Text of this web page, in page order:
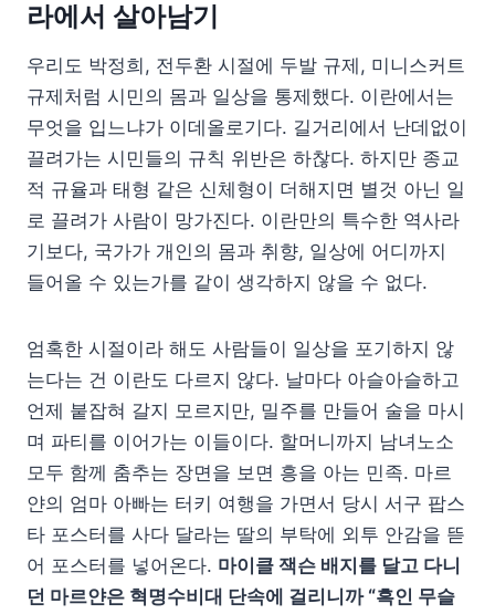
라에서 살아남기
우리도 박정희, 전두환 시절에 두발 규제, 미니스커트
규제처럼 시민의 몸과 일상을 통제했다. 이란에서는
무엇을 입느냐가 이데올로기다. 길거리에서 난데없이
끌려가는 시민들의 규칙 위반은 하찮다. 하지만 종교
적 규율과 태형 같은 신체형이 더해지면 별것 아닌 일
로 끌려가 사람이 망가진다. 이란만의 특수한 역사라
기보다, 국가가 개인의 몸과 취향, 일상에 어디까지
들어올 수 있는가를 같이 생각하지 않을 수 없다.
엄혹한 시절이라 해도 사람들이 일상을 포기하지 않
는다는 건 이란도 다르지 않다. 날마다 아슬아슬하고
언제 붙잡혀 갈지 모르지만, 밀주를 만들어 술을 마시
며 파티를 이어가는 이들이다. 할머니까지 남녀노소
모두 함께 춤추는 장면을 보면 흥을 아는 민족. 마르
얀의 엄마 아빠는 터키 여행을 가면서 당시 서구 팝스
타 포스터를 사다 달라는 딸의 부탁에 외투 안감을 뜯
어 포스터를 넣어온다. 마이클 잭슨 배지를 달고 다니
던 마르얀은 혁명수비대 단속에 걸리니까 “흑인 무슬